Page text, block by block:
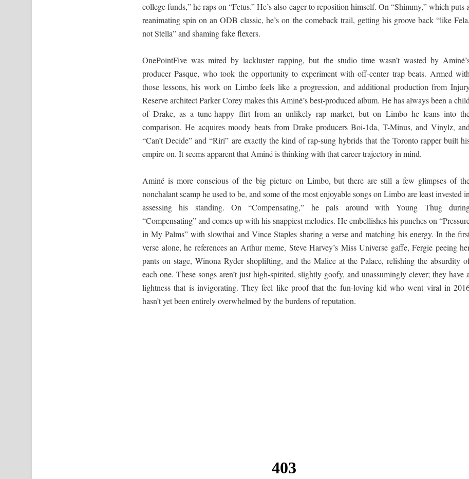
college funds,” he raps on “Fetus.” He’s also eager to reposition himself. On “Shimmy,” which puts a
reanimating spin on an ODB classic, he’s on the comeback trail, getting his groove back “like Fela,
not Stella” and shaming fake flexers.
OnePointFive was mired by lackluster rapping, but the studio time wasn’t wasted by
producer Pasque, who took the opportunity to experiment with off-center trap beats. Armed with
those lessons, his work on Limbo feels like a progression, and additional production from
Reserve architect Parker Corey makes this Aminé’s best-produced album. He has always been a child
of Drake, as a tune-happy flirt from an unlikely rap market, but on Limbo he leans into
comparison. He acquires moody beats from Drake producers Boi-1da, T-Minus, and Vinylz, and
“Can’t Decide” and “Riri” are exactly the kind of rap-sung hybrids that the Toronto rapper built
empire on. It seems apparent that Aminé is thinking with that career trajectory in mind.
Aminé is more conscious of the big picture on Limbo, but there are still a few glimpses of
nonchalant scamp he used to be, and some of the most enjoyable songs on Limbo are least invested in
assessing his standing. On “Compensating,” he pals around with Young Thug
“Compensating” and comes up with his snappiest melodies. He embellishes his punches on
in My Palms” with slowthai and Vince Staples sharing a verse and matching his energy. In the
verse alone, he references an Arthur meme, Steve Harvey’s Miss Universe gaffe, Fergie peeing
pants on stage, Winona Ryder shoplifting, and the Malice at the Palace, relishing the absurdity
each one. These songs aren’t just high-spirited, slightly goofy, and unassumingly clever; they have a
lightness that is invigorating. They feel like proof that the fun-loving kid who went viral in
hasn’t yet been entirely overwhelmed by the burdens of reputation.